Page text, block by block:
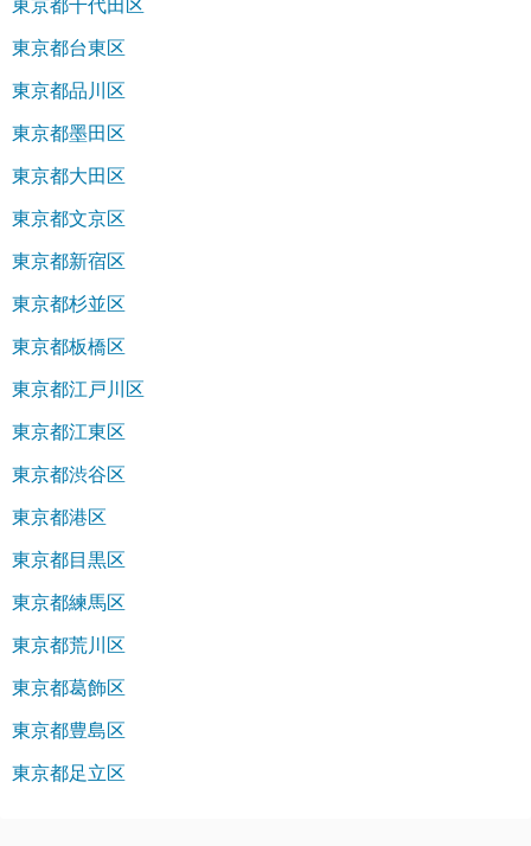
東京都千代田区
東京都台東区
東京都品川区
東京都墨田区
東京都大田区
東京都文京区
東京都新宿区
東京都杉並区
東京都板橋区
東京都江戸川区
東京都江東区
東京都渋谷区
東京都港区
東京都目黒区
東京都練馬区
東京都荒川区
東京都葛飾区
東京都豊島区
東京都足立区